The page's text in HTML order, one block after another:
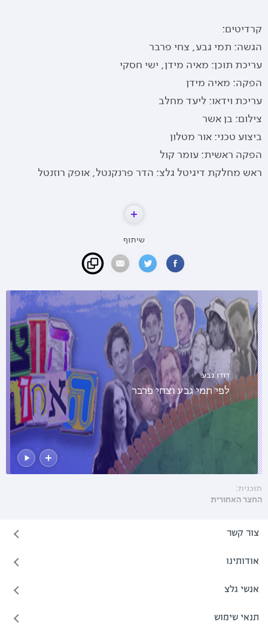
קרדיטים:
הגשה: תמי גבע, צחי פרבר
עריכת תוכן: מאיה מידן, ישי חסקי
הפקה: מאיה מידן
עריכת וידאו: ליעד מחלב
צילום: בן אשר
ביצוע טכני: אור מטלון
הפקה ראשית: עומר קול
ראש מחלקת דיגיטל גלצ: הדר פרנקנטל, אופק רוזנטל
שיתוף
דודו גבע
לפי תמי גבע וצחי פרבר
תוכנית:
החצר האחורית
צור קשר
אודותינו
אנשי גלצ
תנאי שימוש